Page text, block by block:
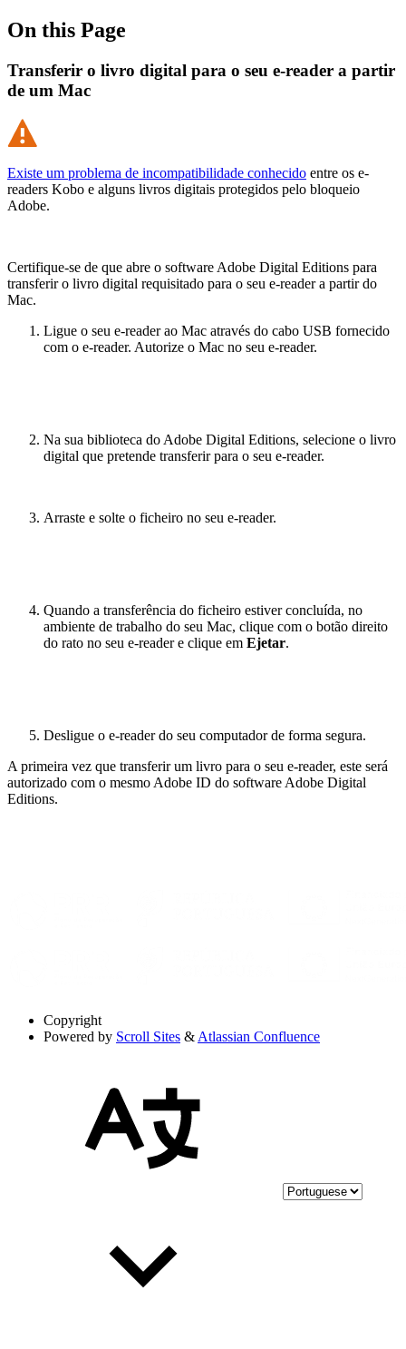
On this Page
Transferir o livro digital para o seu e-reader a partir
de um Mac
Existe um problema de incompatibilidade conhecido entre os e-
readers Kobo e alguns livros digitais protegidos pelo bloqueio
Adobe.
Certifique-se de que abre o software Adobe Digital Editions para
transferir o livro digital requisitado para o seu e-reader a partir do
Mac.
Ligue o seu e-reader ao Mac através do cabo USB fornecido
com o e-reader. Autorize o Mac no seu e-reader.
Na sua biblioteca do Adobe Digital Editions, selecione o livro
digital que pretende transferir para o seu e-reader.
Arraste e solte o ficheiro no seu e-reader.
Quando a transferência do ficheiro estiver concluída, no
ambiente de trabalho do seu Mac, clique com o botão direito
do rato no seu e-reader e clique em Ejetar.
Desligue o e-reader do seu computador de forma segura.
A primeira vez que transferir um livro para o seu e-reader, este será
autorizado com o mesmo Adobe ID do software Adobe Digital
Editions.
Copyright
Powered by Scroll Sites & Atlassian Confluence